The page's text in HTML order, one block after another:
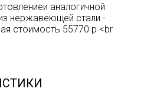
аналогичной
нержавеющей стали -
стоимость 55770 р <br